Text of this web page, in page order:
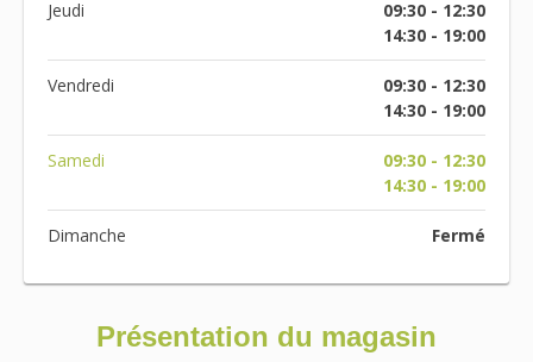
Jeudi
09:30 - 12:30
14:30 - 19:00
Vendredi
09:30 - 12:30
14:30 - 19:00
Samedi
09:30 - 12:30
14:30 - 19:00
Dimanche Fermé
Présentation du magasin